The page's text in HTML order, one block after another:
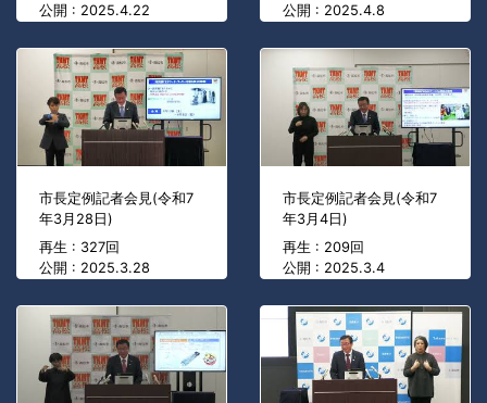
公開 : 2025.4.22
公開 : 2025.4.8
市長定例記者会見(令和7
年3月28日)
再生 : 327回
公開 : 2025.3.28
市長定例記者会見(令和7
年3月4日)
再生 : 209回
公開 : 2025.3.4